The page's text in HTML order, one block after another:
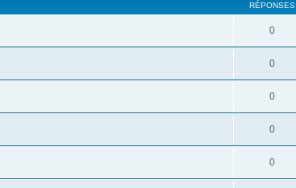
RÉPONSES
0
0
0
0
0